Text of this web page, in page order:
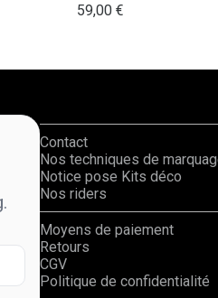
59,00 €
Contact
Nos techniques de
Notice pose Kits déco
Nos riders
Moyens de paiement
Retours
CGV
Politique de confidentialité